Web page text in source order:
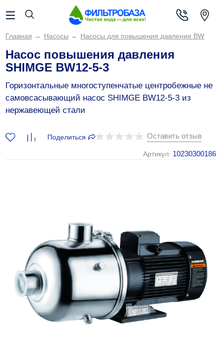
Главная → Насосы → Насосы для повышения давления BW
Насос повышения давления
SHIMGE BW12-5-3
Горизонтальные многоступенчатые центробежные не
самовсасывающий насос SHIMGE BW12-5-3 из
нержавеющей стали
Оставить отзыв
Артикул: 10230300186
Поделиться